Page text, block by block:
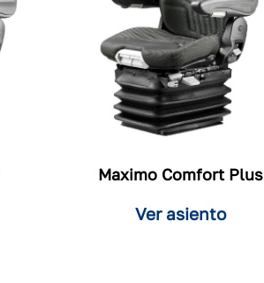
Maximo Comfort Plus
Ver asiento